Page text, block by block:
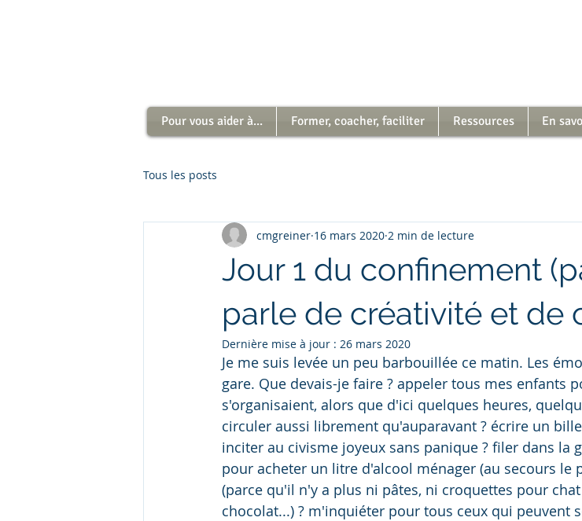
Pour vous aider à... Former, coacher, faciliter Ressources En
Tous les posts
Jour 1 du confinement
parle de créativité et de
cmgreiner 16 mars 2020 2 min de lecture
Dernière mise à jour : 26 mars 2020
Je me suis levée un peu barbouillée ce matin. Les
gare. Que devais-je faire ? appeler tous mes enfants
s'organisaient, alors que d'ici quelques heures,
circuler aussi librement qu'auparavant ? écrire un
inciter au civisme joyeux sans panique ? filer dans la
pour acheter un litre d'alcool ménager (au secours le
(parce qu'il n'y a plus ni pâtes, ni croquettes pour
chocolat...) ? m'inquiéter pour tous ceux qui peuvent